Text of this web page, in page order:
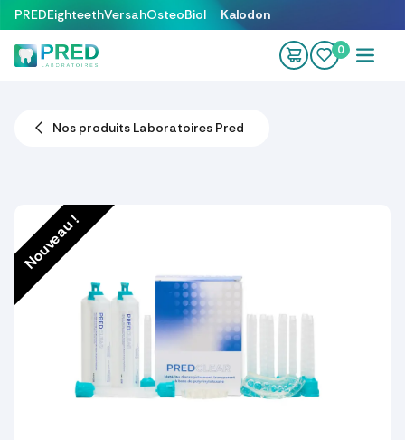
Se rendre au contenu
PREDEighteethVersahOsteoBiol Kalodon
0
Nos produits Laboratoires Pred
Nouveau !